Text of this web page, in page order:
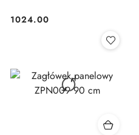
Cena:
1024.00